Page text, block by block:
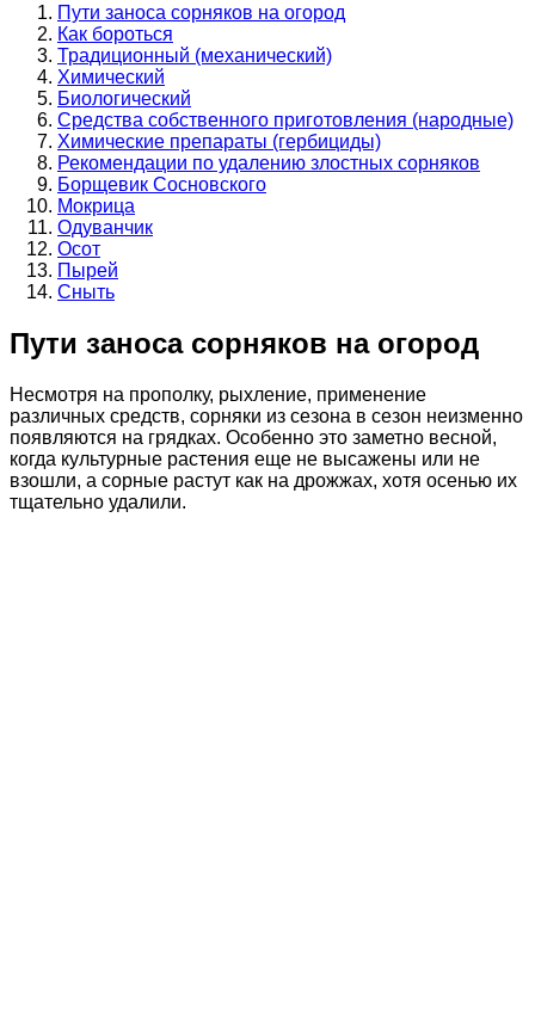
Пути заноса сорняков на огород
Как бороться
Традиционный (механический)
Химический
Биологический
Средства собственного приготовления (народные)
Химические препараты (гербициды)
Рекомендации по удалению злостных сорняков
Борщевик Сосновского
Мокрица
Одуванчик
Осот
Пырей
Сныть
Пути заноса сорняков на огород
Несмотря на прополку, рыхление, применение
различных средств, сорняки из сезона в сезон неизменно
появляются на грядках. Особенно это заметно весной,
когда культурные растения еще не высажены или не
взошли, а сорные растут как на дрожжах, хотя осенью их
тщательно удалили.